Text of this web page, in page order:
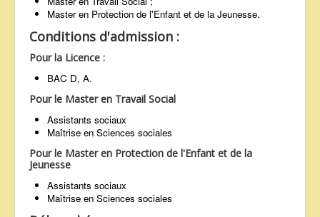
Master en Protection de l'Enfant et de la Jeunesse.
Conditions d'admission :
Pour la Licence :
BAC D, A.
Pour le Master en Travail Social
Assistants sociaux
Maîtrise en Sciences sociales
Pour le Master en Protection de l'Enfant et de la
Jeunesse
Assistants sociaux
Maîtrise en Sciences sociales